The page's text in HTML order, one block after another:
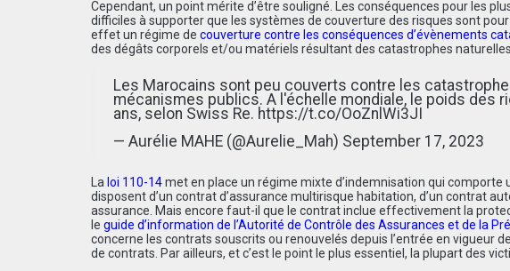
Cependant, un point mérite d’être souligné. Les conséquences pour les
difficiles à supporter que les systèmes de couverture des risques sont
effet un régime de couverture contre les conséquences d’évènements
des dégâts corporels et/ou matériels résultant des catastrophes naturelles.
Les Marocains sont peu couverts contre les
mécanismes publics. A l'échelle mondiale, le poids des
ans, selon Swiss Re. https://t.co/OoZnlWi3JI
— Aurélie MAHE (@Aurelie_Mah) September 17, 2023
La loi 110-14met en place un régime mixte d’indemnisation qui comporte
disposent d’un contrat d’assurance multirisque habitation, d’un contrat
assurance. Mais encore faut-il que le contrat inclue effectivement la
le guide d’information de l’Autorité de Contrôle des Assurances et de la
concerne les contrats souscrits ou renouvelés depuis l’entrée en vigueur
de contrats. Par ailleurs, et c’est le point le plus essentiel, la plupart des